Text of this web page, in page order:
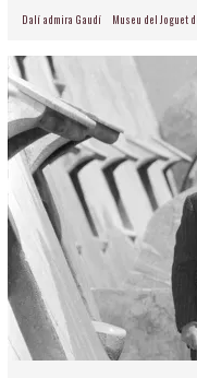
Dalí admira Gaudí Museu del Joguet